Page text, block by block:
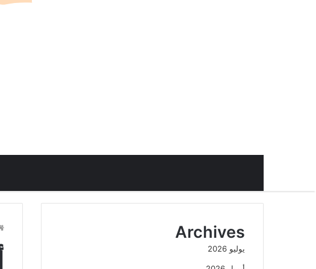
Archives
يوليو 2026